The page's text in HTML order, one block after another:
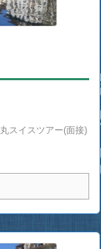
スイスツアー(面接)